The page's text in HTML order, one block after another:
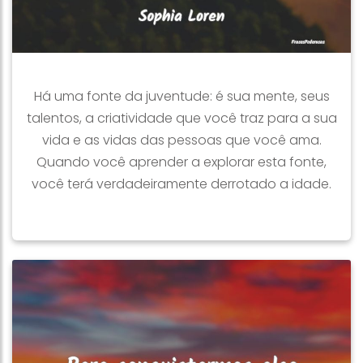
Há uma fonte da juventude: é sua mente, seus
talentos, a criatividade que você traz para a sua
vida e as vidas das pessoas que você ama.
Quando você aprender a explorar esta fonte,
você terá verdadeiramente derrotado a idade.